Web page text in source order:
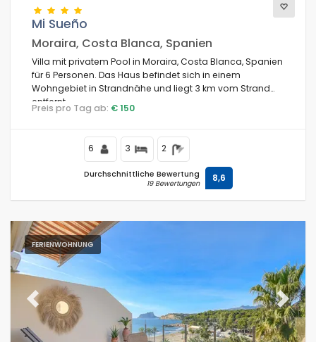
Mi Sueño
Moraira, Costa Blanca, Spanien
Villa mit privatem Pool in Moraira, Costa Blanca, Spanien
für 6 Personen. Das Haus befindet sich in einem
Wohngebiet in Strandnähe und liegt 3 km vom Strand
entfernt.
Preis pro Tag ab: € 150
6 3 2
Durchschnittliche Bewertung
19 Bewertungen 8,6
FERIENWOHNUNG
Previous Next